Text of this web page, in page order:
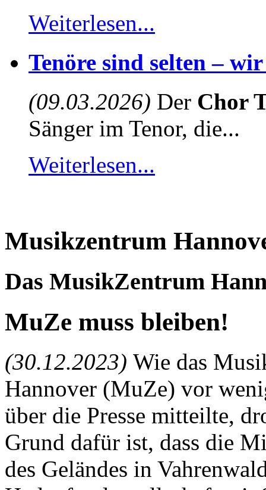
Weiterlesen...
Tenöre sind selten –
(09.03.2026) Der Chor
Sänger im Tenor, die...
Weiterlesen...
Musikzentrum
Das MusikZentrum
MuZe muss bleiben!
(30.12.2023) Wie das
Hannover (MuZe) vor
über die Presse mitteilte,
Grund dafür ist, dass die
des Geländes in